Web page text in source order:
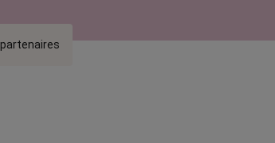
partenaires